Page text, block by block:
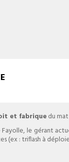
et fabriquedu
le gérant
(ex : triflash à